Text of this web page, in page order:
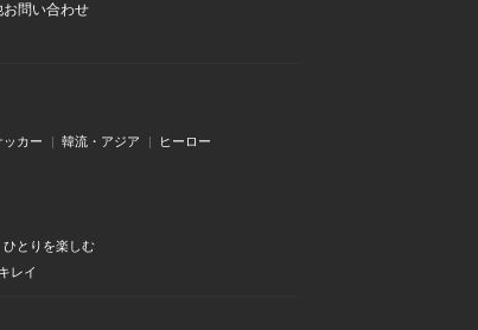
問い合わせ
ッカー 韓流・アジア ヒーロー
ひとりを楽しむ
レイ